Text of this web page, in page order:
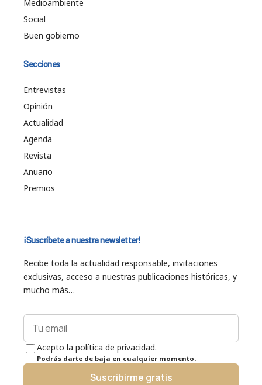
Medioambiente
Social
Buen gobierno
Secciones
Entrevistas
Opinión
Actualidad
Agenda
Revista
Anuario
Premios
¡Suscríbete a nuestra newsletter!
Recibe toda la actualidad responsable, invitaciones
exclusivas, acceso a nuestras publicaciones históricas, y
mucho más…
Acepto la política de privacidad.
Podrás darte de baja en cualquier momento.
Suscribirme gratis